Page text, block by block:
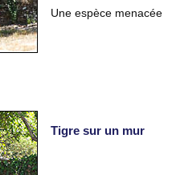
Une espèce menacée
Tigre sur un mur